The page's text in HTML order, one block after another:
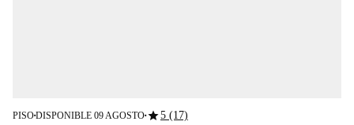
PISO■DISPONIBLE 09 AGOSTO■star5 (17)